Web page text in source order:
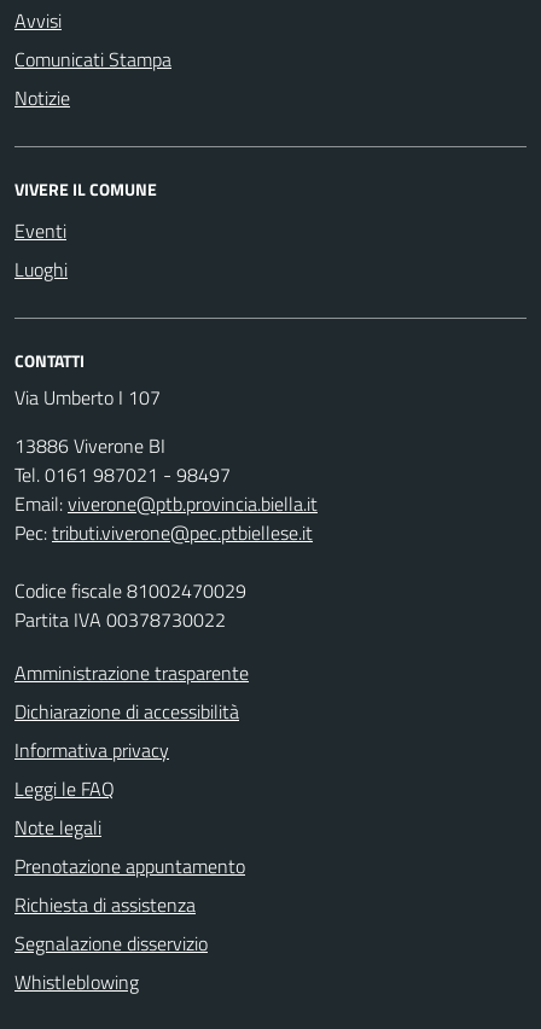
Avvisi
Comunicati Stampa
Notizie
VIVERE IL COMUNE
Eventi
Luoghi
CONTATTI
Via Umberto I 107
13886 Viverone BI
Tel. 0161 987021 - 98497
Email:viverone@ptb.provincia.biella.it
Pec:tributi.viverone@pec.ptbiellese.it
Codice fiscale 81002470029
Partita IVA 00378730022
Amministrazione trasparente
Dichiarazione di accessibilità
Informativa privacy
Leggi le FAQ
Note legali
Prenotazione appuntamento
Richiesta di assistenza
Segnalazione disservizio
Whistleblowing